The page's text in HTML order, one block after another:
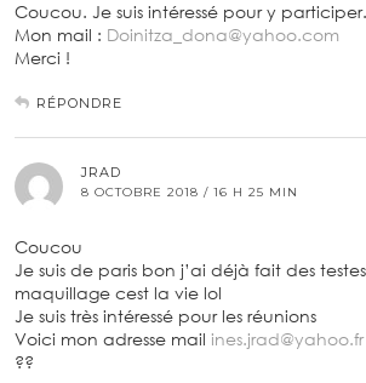
Coucou. Je suis intéressé pour y participer.
Mon mail : Doinitza_dona@yahoo.com
Merci !
RÉPONDRE
JRAD
8 OCTOBRE 2018 / 16 H 25 MIN
Coucou
Je suis de paris bon j’ai déjà fait des
maquillage cest la vie lol
Je suis très intéressé pour les réunions
Voici mon adresse mail ines.jrad@yahoo.fr
??